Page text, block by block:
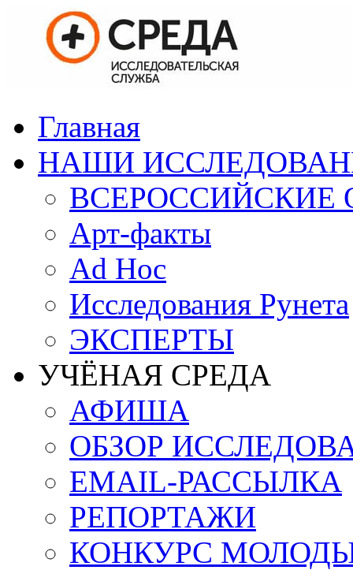
Главная
НАШИ
ВСЕРОССИЙСКИЕ
Арт-факты
Ad Hoc
Исследования Рунета
ЭКСПЕРТЫ
УЧЁНАЯ СРЕДА
АФИША
ОБЗОР
EMAIL-РАССЫЛКА
РЕПОРТАЖИ
КОНКУРС